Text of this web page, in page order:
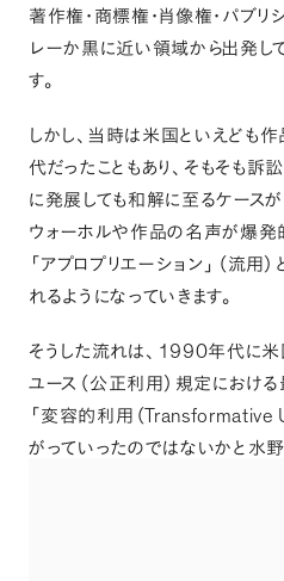
著作権・商標権・肖像権・パブ
レーか黒に近い領域から出発し
す。
しかし 、 当時は米国といえども
代だったこともあり 、 そもそも訴
に発展しても和解に至るケースが
ウォーホルや作品の名声が爆発
「 アプロプリエーション 」 （ 流用 ）
れるようになっていきます。
そうした流れは 、 1990年代に
ユース （ 公正利用 ） 規定におけ
「 変容的利用 （Transformative
がっていったのではないかと水